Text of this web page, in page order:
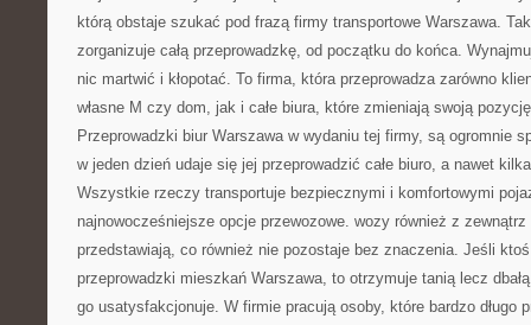
którą obstaje szukać pod frazą firmy transportowe Warszawa.
zorganizuje całą przeprowadzkę, od początku do końca.
nic martwić i kłopotać. To firma, która przeprowadza zarówno
własne M czy dom, jak i całe biura, które zmieniają swoją
Przeprowadzki biur Warszawa w wydaniu tej firmy, są ogromnie
w jeden dzień udaje się jej przeprowadzić całe biuro, a nawet
Wszystkie rzeczy transportuje bezpiecznymi i komfortowymi
najnowocześniejsze opcje przewozowe. wozy również z
przedstawiają, co również nie pozostaje bez znaczenia. Jeśli
przeprowadzki mieszkań Warszawa, to otrzymuje tanią lecz
go usatysfakcjonuje. W firmie pracują osoby, które bardzo długo